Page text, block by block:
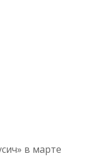
в марте